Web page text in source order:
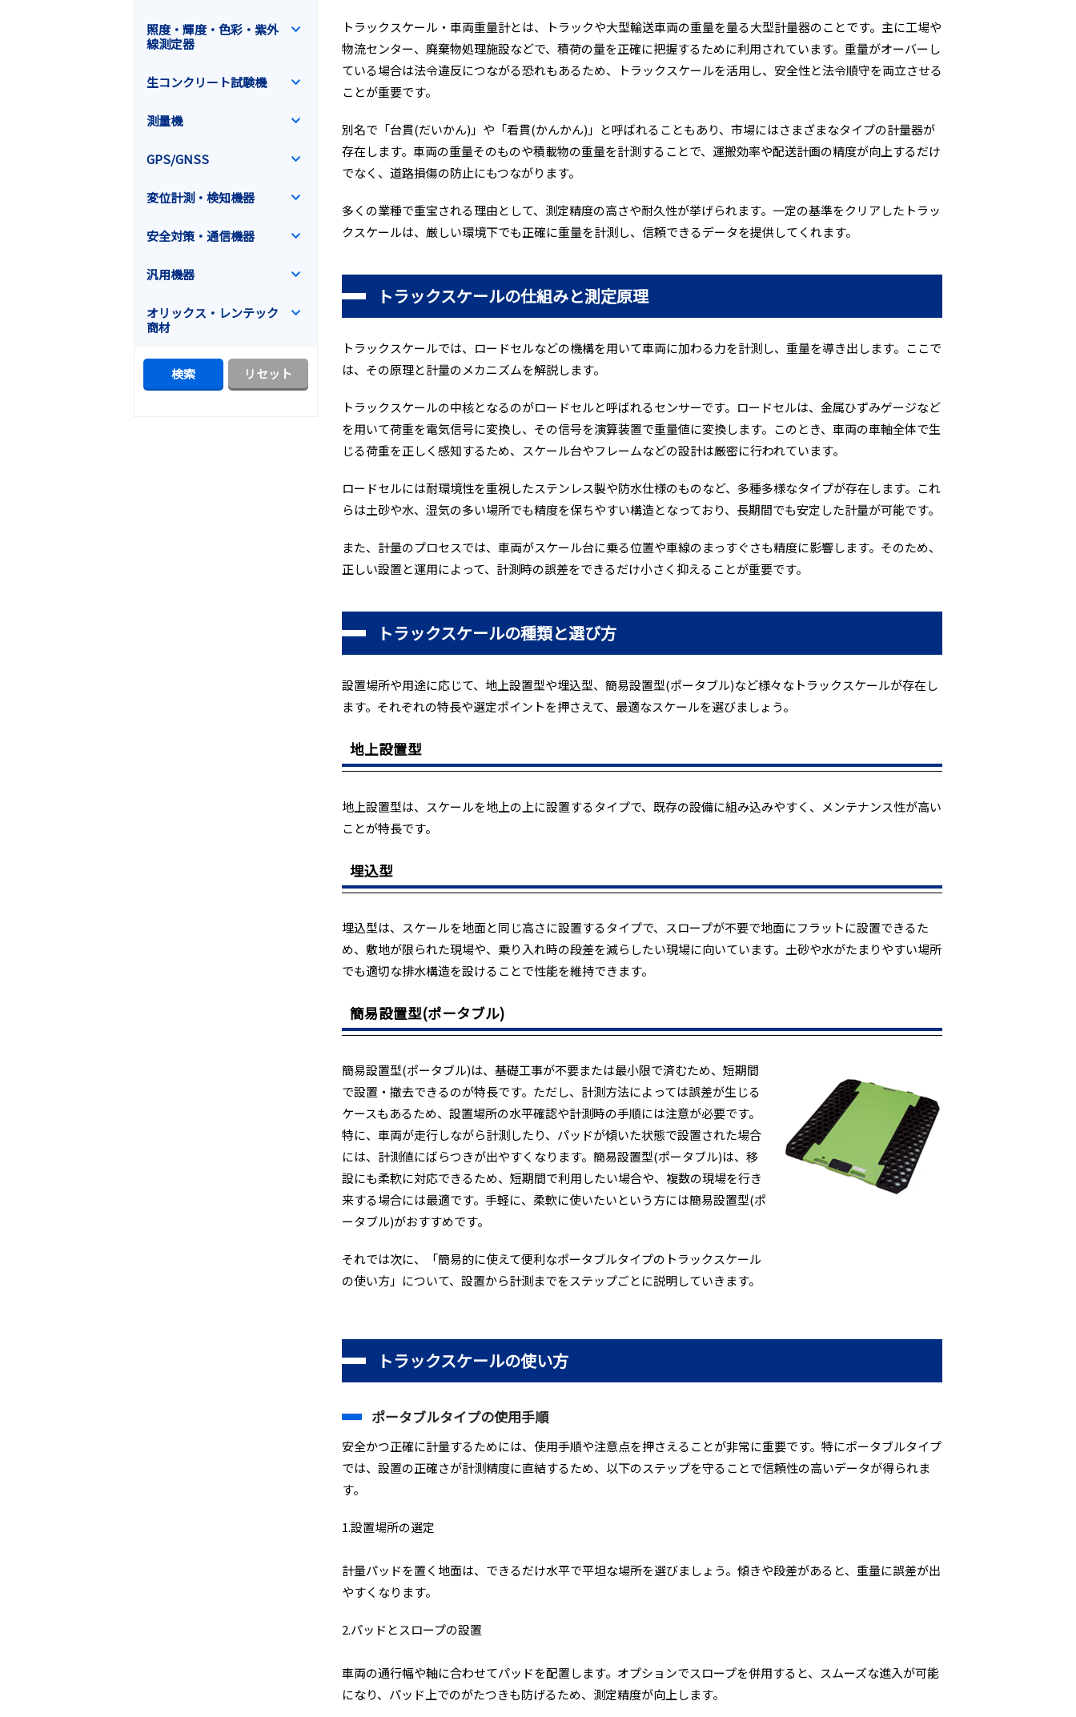
トラックスケール・車両重量計とは、トラックや大型輸送車両の重量を量る大型計量器のことです。主に工場や
物流センター、廃棄物処理施設などで、積荷の量を正確に把握するために利用されています。重量がオーバーし
ている場合は法令違反につながる恐れもあるため、トラックスケールを活用し、安全性と法令順守を両立させる
ことが重要です。
別名で「台貫(だいかん)」や「看貫(かんかん)」と呼ばれることもあり、市場にはさまざまなタイプの計量器が
存在します。車両の重量そのものや積載物の重量を計測することで、運搬効率や配送計画の精度が向上するだけ
でなく、道路損傷の防止にもつながります。
多くの業種で重宝される理由として、測定精度の高さや耐久性が挙げられます。一定の基準をクリアしたトラッ
クスケールは、厳しい環境下でも正確に重量を計測し、信頼できるデータを提供してくれます。
トラックスケールの仕組みと測定原理
トラックスケールでは、ロードセルなどの機構を用いて車両に加わる力を計測し、重量を導き出します。ここで
は、その原理と計量のメカニズムを解説します。
トラックスケールの中核となるのがロードセルと呼ばれるセンサーです。ロードセルは、金属ひずみゲージなど
を用いて荷重を電気信号に変換し、その信号を演算装置で重量値に変換します。このとき、車両の車軸全体で生
じる荷重を正しく感知するため、スケール台やフレームなどの設計は厳密に行われています。
ロードセルには耐環境性を重視したステンレス製や防水仕様のものなど、多種多様なタイプが存在します。これ
らは土砂や水、湿気の多い場所でも精度を保ちやすい構造となっており、長期間でも安定した計量が可能です。
また、計量のプロセスでは、車両がスケール台に乗る位置や車線のまっすぐさも精度に影響します。そのため、
正しい設置と運用によって、計測時の誤差をできるだけ小さく抑えることが重要です。
トラックスケールの種類と選び方
設置場所や用途に応じて、地上設置型や埋込型、簡易設置型(ポータブル)など様々なトラックスケールが存在し
ます。それぞれの特長や選定ポイントを押さえて、最適なスケールを選びましょう。
地上設置型
地上設置型は、スケールを地上の上に設置するタイプで、既存の設備に組み込みやすく、メンテナンス性が高い
ことが特長です。
埋込型
埋込型は、スケールを地面と同じ高さに設置するタイプで、スロープが不要で地面にフラットに設置できるた
め、敷地が限られた現場や、乗り入れ時の段差を減らしたい現場に向いています。土砂や水がたまりやすい場所
でも適切な排水構造を設けることで性能を維持できます。
簡易設置型(ポータブル)
簡易設置型(ポータブル)は、基礎工事が不要または最小限で済むため、短期間
で設置・撤去できるのが特長です。ただし、計測方法によっては誤差が生じる
ケースもあるため、設置場所の水平確認や計測時の手順には注意が必要です。
特に、車両が走行しながら計測したり、パッドが傾いた状態で設置された場合
には、計測値にばらつきが出やすくなります。簡易設置型(ポータブル)は、移
設にも柔軟に対応できるため、短期間で利用したい場合や、複数の現場を行き
来する場合には最適です。手軽に、柔軟に使いたいという方には簡易設置型(ポ
ータブル)がおすすめです。
それでは次に、「簡易的に使えて便利なポータブルタイプのトラックスケール
の使い方」について、設置から計測までをステップごとに説明していきます。
トラックスケールの使い方
ポータブルタイプの使用手順
安全かつ正確に計量するためには、使用手順や注意点を押さえることが非常に重要です。特にポータブルタイプ
では、設置の正確さが計測精度に直結するため、以下のステップを守ることで信頼性の高いデータが得られま
す。
1.設置場所の選定
計量パッドを置く地面は、できるだけ水平で平坦な場所を選びましょう。傾きや段差があると、重量に誤差が出
やすくなります。
2.パッドとスロープの設置
車両の通行幅や軸に合わせてパッドを配置します。オプションでスロープを併用すると、スムーズな進入が可能
になり、パッド上でのがたつきも防げるため、測定精度が向上します。
照度・輝度・色彩・紫外
線測定器
生コンクリート試験機
測量機
GPS/GNSS
変位計測・検知機器
安全対策・通信機器
汎用機器
オリックス・レンテック
商材